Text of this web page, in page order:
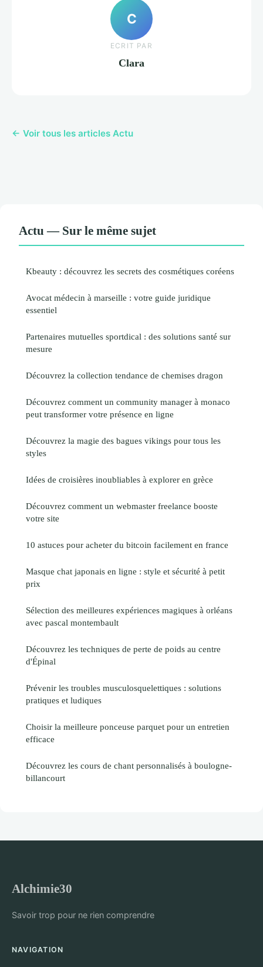
C
ECRIT PAR
Clara
← Voir tous les articles Actu
Actu — Sur le même sujet
Kbeauty : découvrez les secrets des cosmétiques coréens
Avocat médecin à marseille : votre guide juridique
essentiel
Partenaires mutuelles sportdical : des solutions santé sur
mesure
Découvrez la collection tendance de chemises dragon
Découvrez comment un community manager à monaco
peut transformer votre présence en ligne
Découvrez la magie des bagues vikings pour tous les
styles
Idées de croisières inoubliables à explorer en grèce
Découvrez comment un webmaster freelance booste
votre site
10 astuces pour acheter du bitcoin facilement en france
Masque chat japonais en ligne : style et sécurité à petit
prix
Sélection des meilleures expériences magiques à orléans
avec pascal montembault
Découvrez les techniques de perte de poids au centre
d'Épinal
Prévenir les troubles musculosquelettiques : solutions
pratiques et ludiques
Choisir la meilleure ponceuse parquet pour un entretien
efficace
Découvrez les cours de chant personnalisés à boulogne-
billancourt
Alchimie30
Savoir trop pour ne rien comprendre
NAVIGATION